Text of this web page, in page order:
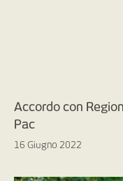
Accordo con
Pac
16 Giugno 2022